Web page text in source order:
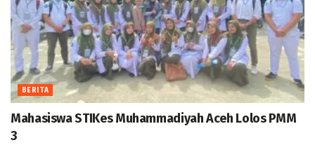
BERITA
Mahasiswa STIKes Muhammadiyah Aceh Lolos PMM
3